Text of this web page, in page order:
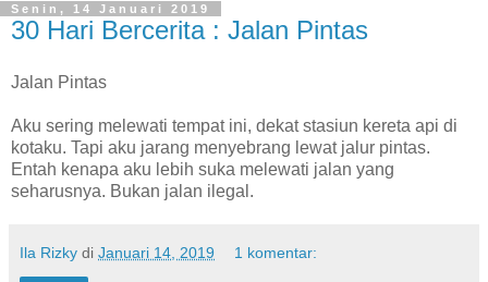
Senin, 14 Januari 2019
30 Hari Bercerita : Jalan Pintas
Jalan Pintas
Aku sering melewati tempat ini, dekat stasiun kereta api di
kotaku. Tapi aku jarang menyebrang lewat jalur pintas.
Entah kenapa aku lebih suka melewati jalan yang
seharusnya. Bukan jalan ilegal.
Ila Rizky di Januari 14, 2019 1 komentar: